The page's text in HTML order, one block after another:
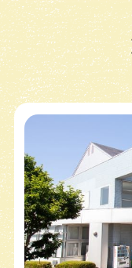
21 金 9:30～
22 土 9:30〜
23
9:30〜
24 月